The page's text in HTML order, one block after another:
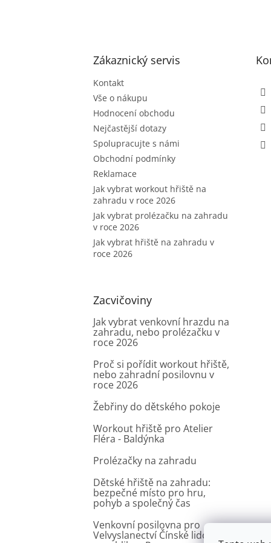
Zákaznický servis
Kontakt
Vše o nákupu
Hodnocení obchodu
Nejčastější dotazy
Spolupracujte s námi
Obchodní podmínky
Reklamace
Jak vybrat workout hřiště na
zahradu v roce 2026
Jak vybrat prolézačku na zahradu
v roce 2026
Jak vybrat hřiště na zahradu v
roce 2026
Zacvičoviny
Jak vybrat venkovní hrazdu na
zahradu, nebo prolézačku v
roce 2026
Proč si pořídit workout hřiště,
nebo zahradní posilovnu v
roce 2026
Žebřiny do dětského pokoje
Workout hřiště pro Atelier
Fléra - Baldýnka
Prolézačky na zahradu
Dětské hřiště na zahradu:
bezpečné místo pro hru,
pohyb a společný čas
Venkovní posilovna pro
Velvyslanectví Čínské lidové